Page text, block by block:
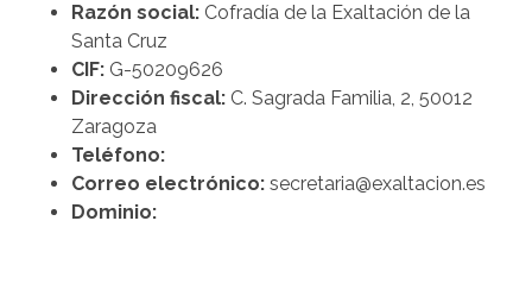
Razón social: Cofradía de la Exaltación de la
Santa Cruz
CIF: G-50209626
Dirección fiscal: C. Sagrada Familia, 2, 50012
Zaragoza
Teléfono:
Correo electrónico: secretaria@exaltacion.es
Dominio: